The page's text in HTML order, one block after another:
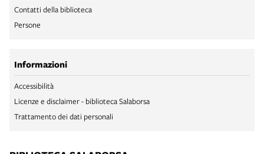
Contatti della biblioteca
Persone
Informazioni
Accessibilità
Licenze e disclaimer - biblioteca Salaborsa
Trattamento dei dati personali